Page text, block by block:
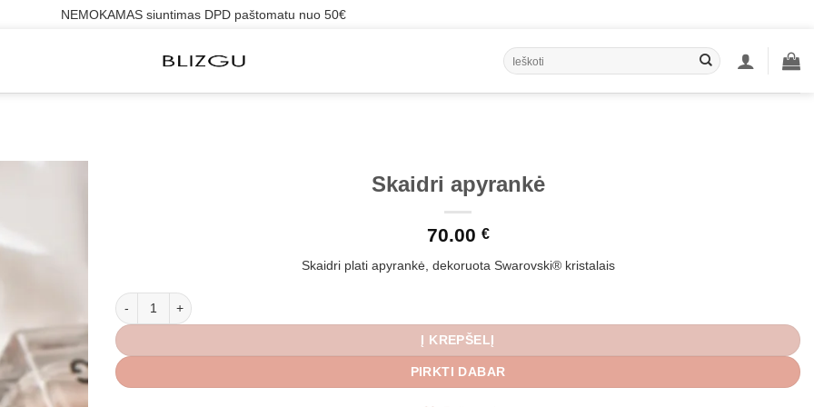
NEMOKAMAS siuntimas DPD paštomatu nuo 50€
Ieškoti:
Skaidri apyrankė
70.00 €
Skaidri plati apyrankė, dekoruota Swarovski® kristalais
produkto kiekis: Skaidri apyrankė
Į KREPŠELĮ
PIRKTI DABAR